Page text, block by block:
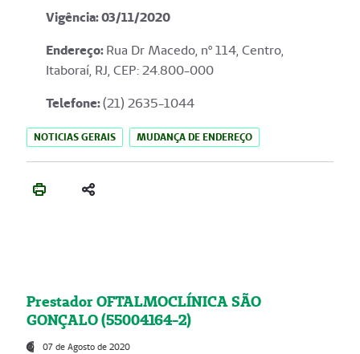
Vigência: 03/11/2020
Endereço:Rua Dr Macedo, nº 114, Centro,
Itaboraí, RJ, CEP: 24.800-000
Telefone:(21) 2635-1044
NOTICIAS GERAIS MUDANÇA DE ENDEREÇO
Prestador OFTALMOCLÍNICA SÃO
GONÇALO (55004164-2)
07 de Agosto de 2020